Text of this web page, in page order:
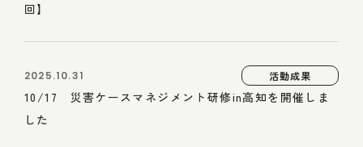
回】
2025.10.31 活動成果
10/17 災害ケースマネジメント研修in高知を開催しま
した